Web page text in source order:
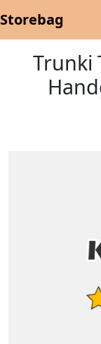
Storebag
Trunki